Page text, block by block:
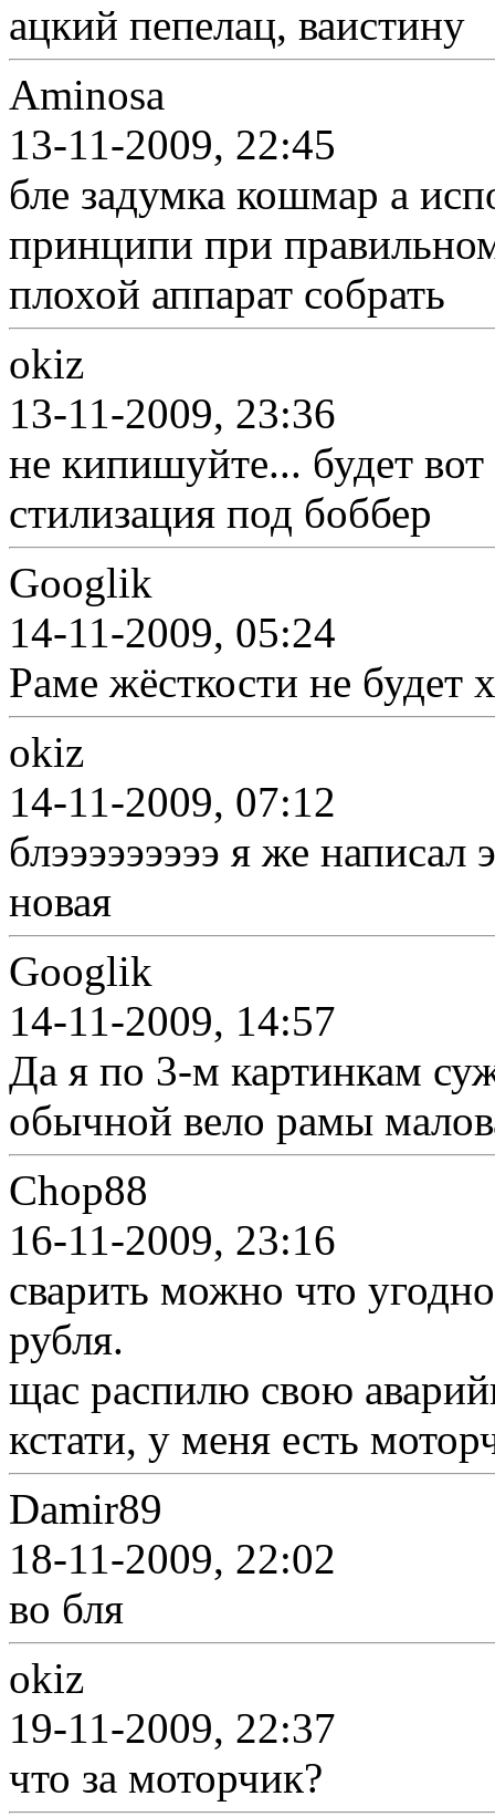
ацкий пепелац, ваистину
Aminosa
13-11-2009, 22:45
бле задумка кошмар а
принципи при
плохой аппарат собрать
okiz
13-11-2009, 23:36
не кипишуйте... будет вот
стилизация под боббер
Googlik
14-11-2009, 05:24
Раме жёсткости не будет
okiz
14-11-2009, 07:12
блэээээээээ я же
новая
Googlik
14-11-2009, 14:57
Да я по 3-м картинкам
обычной вело рамы
Chop88
16-11-2009, 23:16
сварить можно что
рубля.
щас распилю свою
кстати, у меня есть
Damir89
18-11-2009, 22:02
во бля
okiz
19-11-2009, 22:37
что за моторчик?